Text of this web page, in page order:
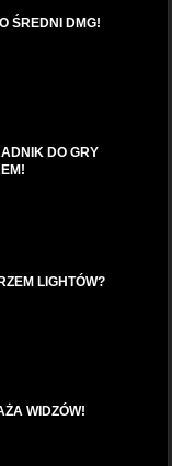
ŚREDNI DMG!
DO GRY
LIGHTÓW?
WIDZÓW!